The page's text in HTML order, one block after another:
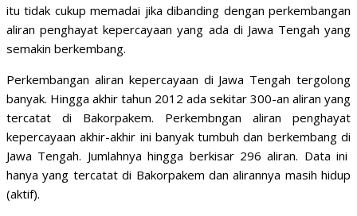
itu tidak cukup memadai jika dibanding dengan perkembangan
aliran penghayat kepercayaan yang ada di Jawa Tengah yang
semakin berkembang.
Perkembangan aliran kepercayaan di Jawa Tengah tergolong
banyak. Hingga akhir tahun 2012 ada sekitar 300-an aliran yang
tercatat di Bakorpakem. Perkembngan aliran penghayat
kepercayaan akhir-akhir ini banyak tumbuh dan berkembang di
Jawa Tengah. Jumlahnya hingga berkisar 296 aliran. Data ini
hanya yang tercatat di Bakorpakem dan alirannya masih hidup
(aktif).